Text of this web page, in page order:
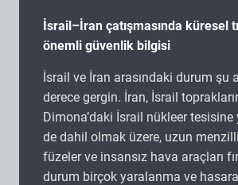
İsrail–İran çatışmasında küresel
önemli güvenlik bilgisi
İsrail ve İran arasındaki durum şu
derece gergin. İran, İsrail
Dimona’daki İsrail nükleer tesisine
de dahil olmak üzere, uzun
füzeler ve insansız hava araçları
durum birçok yaralanma ve